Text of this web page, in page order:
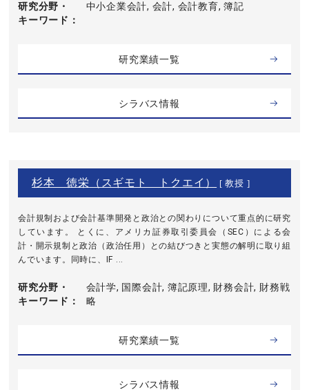
研究分野・
キーワード
中小企業会計, 会計, 会計教育, 簿記
研究業績一覧
シラバス情報
杉本 徳栄（スギモト トクエイ） [ 教授 ]
会計規制および会計基準開発と政治との関わりについて重点的に研究
しています。 とくに、アメリカ証券取引委員会（SEC）による会
計・開示規制と政治（政治任用）との結びつきと実態の解明に取り組
んでいます。同時に、IF ...
研究分野・
キーワード
会計学, 国際会計, 簿記原理, 財務会計, 財務戦
略
研究業績一覧
シラバス情報